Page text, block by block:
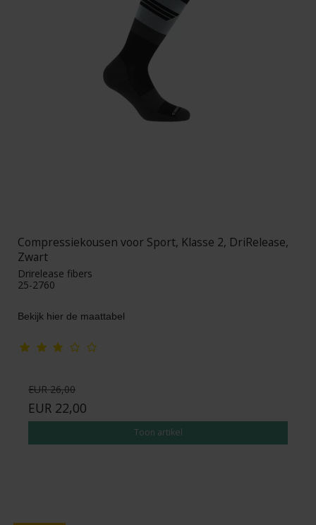
Compressiekousen voor Sport, Klasse 2, DriRelease,
Zwart
Drirelease fibers
25-2760
Bekijk hier de maattabel
EUR 26,00
EUR 22,00
Toon artikel